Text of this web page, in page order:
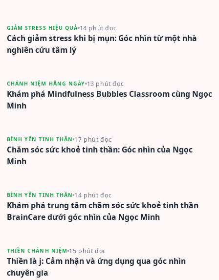
GIẢM STRESS HIỆU QUẢ 14 phút đọc
Cách giảm stress khi bị mụn: Góc nhìn từ một nhà
nghiên cứu tâm lý
CHÁNH NIỆM HẰNG NGÀY 13 phút đọc
Khám phá Mindfulness Bubbles Classroom cùng Ngọc
Minh
BÌNH YÊN TINH THẦN 17 phút đọc
Chăm sóc sức khoẻ tinh thần: Góc nhìn của Ngọc
Minh
BÌNH YÊN TINH THẦN 14 phút đọc
Khám phá trung tâm chăm sóc sức khoẻ tinh thần
BrainCare dưới góc nhìn của Ngọc Minh
THIỀN CHÁNH NIỆM 15 phút đọc
Thiền là j: Cảm nhận và ứng dụng qua góc nhìn
chuyên gia